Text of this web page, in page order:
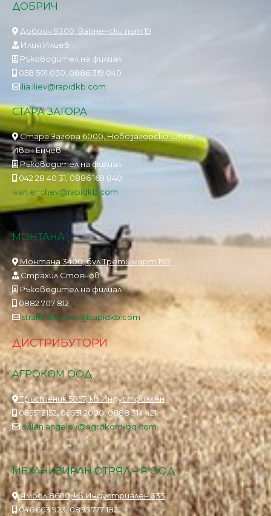
ДОБРИЧ
Добрич 9300, Варненски път 19
Илия Илиев
Ръководител на филиал
058 501 030, 0886 319 040
ilia.iliev@rapidkb.com
СТАРА ЗАГОРА
Стара Загора 6000, Новозагорско шосе
Иван Енчев
Ръководител на филиал
042 28 40 31, 0886 169 840
ivan.enchev@rapidkb.com
МОНТАНА
Монтана 3400, бул.Трети март 190
Страхил Стоянов
Ръководител на филиал
0882 707 812
strahil.stoyanov@rapidkb.com
ДИСТРИБУТОРИ
АГРОКОМ ООД
Тръстеник 5857, кв.Индустриален
06551 2152, 06551 2000, 0888 314 421
svilen.angelov@agrokom-bg.com
МЕХАНИЗИРАН ОТРЯД – Я ООД
Ямбол 8600, кв.Индустриален 333
046 663 923, 0895 777 182